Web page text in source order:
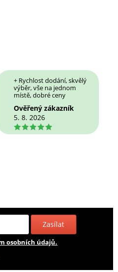
+ Rychlost dodání, skvělý
výběr, vše na jednom
místě, dobré ceny
Ověřený zákazník
5. 8. 2026
5
Zasílat
osobních údajů.